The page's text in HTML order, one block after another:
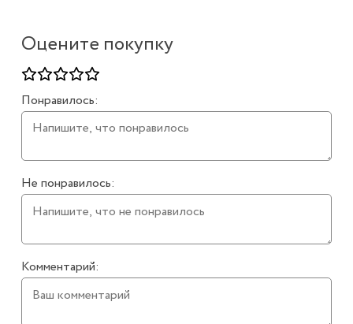
Оцените покупку
Понравилось:
Не понравилось:
Комментарий: